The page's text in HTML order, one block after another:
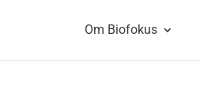
Om Biofokus